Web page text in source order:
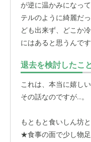
が逆に温かみになっ
テルのように綺麗だ
ども出来ず、どこか
にはあると思うんです
でも、今の施設は違
つでもスタッフの方
さんのお世話をされ
くださいます。常に
心感が、他の施設と
退去を検討したこ
これは、本当に嬉し
その話なのですが…。
もともと食いしん坊
★食事の面で少し物